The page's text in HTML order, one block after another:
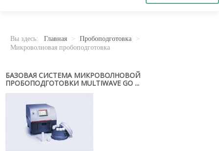
Compliance
ОБОРУДОВАНИЕ
Лабораторное оборудование
Промышленное оборудование
РАСХОДНЫЕ МАТЕРИАЛЫ
Вы здесь: Главная > Пробоподготовка
>
Микроволновая пробоподготовка
БАЗОВАЯ СИСТЕМА МИКРОВОЛНОВОЙ
ПРОБОПОДГОТОВКИ MULTIWAVE GO ...